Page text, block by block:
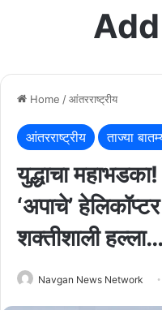
Home /आंतरराष्ट्रीय
आंतरराष्ट्रीय ताज्या
युद्धाचा
‘अपाचे’
शक्तीशाली हल्ला…
Navgan News Network